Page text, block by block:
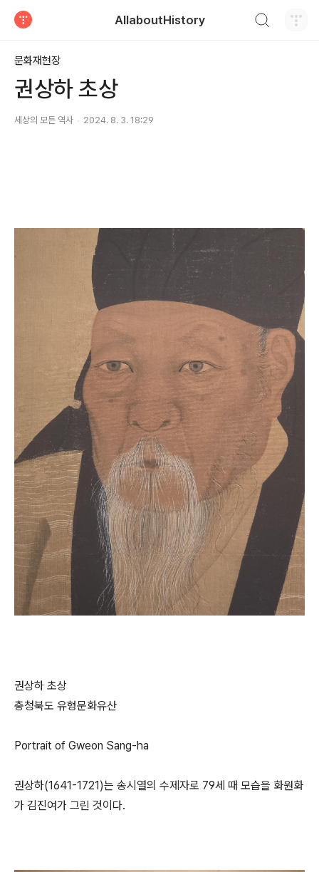
AllaboutHistory
문화재현장
권상하 초상
세상의 모든 역사 2024. 8. 3. 18:29
권상하 초상
충청북도 유형문화유산
Portrait of Gweon Sang-ha
권상하(1641-1721)는 송시열의 수제자로 79세 때 모습을 화원화
가 김진여가 그린 것이다.